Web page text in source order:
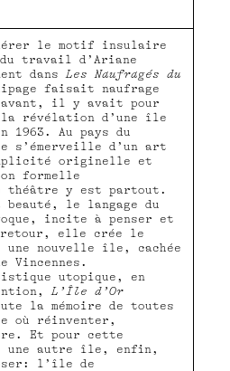
le motif insulaire
travail d’Ariane
dansLes Naufragés du
faisait naufrage
il y avait pour
la révélation d’une île
1963. Au pays du
s’émerveille d’un art
originelle et
formelle
théâtre y est partout.
beauté, le langage du
incite à penser et
elle crée le
nouvelle île, cachée
Vincennes.
utopique, en
L’Île d’Or
la mémoire de toutes
où réinventer,
Et pour cette
une autre île, enfin,
l’île de